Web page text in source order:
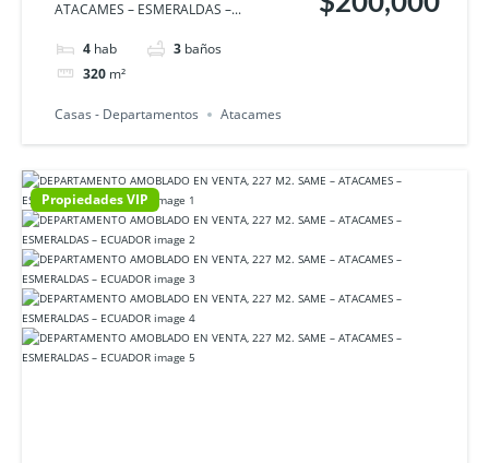
ATACAMES – ESMERALDAS –...
4 hab 3 baños
320 m²
Casas - Departamentos Atacames
Propiedades VIP